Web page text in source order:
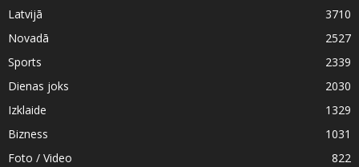
Latvijā
3710
Novadā
2527
Sports
2339
Dienas joks
2030
Izklaide
1329
Bizness
1031
Foto / Video
822